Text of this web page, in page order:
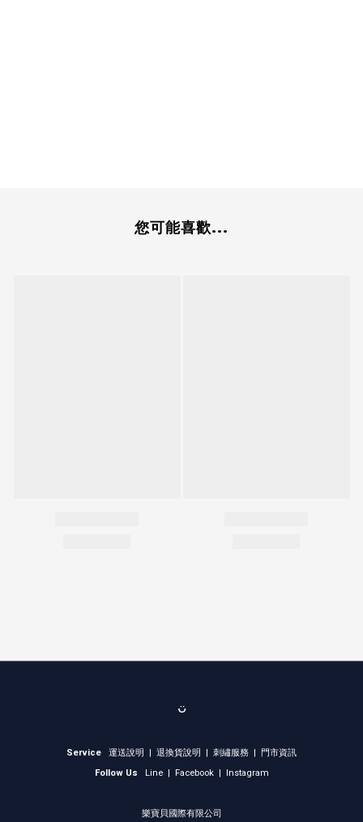
您可能喜歡...
ᴗ̈
Service 運送說明 | 退換貨說明 | 刺繡服務 | 門市資訊
Follow Us
Line| Facebook| Instagram
樂寶貝國際有限公司